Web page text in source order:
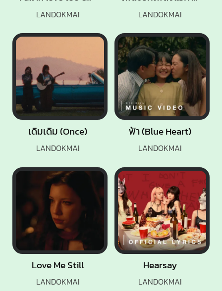
LANDOKMAI
Hearsay
LANDOKMAI
เดิมเดิม (Once)
LANDOKMAI
Love Me Still
LANDOKMAI
LANDOKMAI
ฟ้า (Blue Heart)
LANDOKMAI